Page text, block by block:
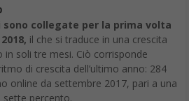
sono collegate per la prima volta
il che si traduce in una crescita
in soli tre mesi. Ciò corrisponde
di crescita dell’ultimo anno: 284
online da settembre 2017, pari a una
sette percento.